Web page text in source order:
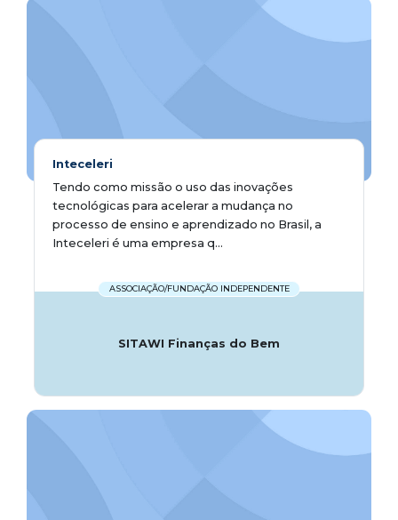
Inteceleri
Tendo como missão o uso das inovações
tecnológicas para acelerar a mudança no
processo de ensino e aprendizado no Brasil, a
Inteceleri é uma empresa q...
ASSOCIAÇÃO/FUNDAÇÃO INDEPENDENTE
SITAWI Finanças do Bem